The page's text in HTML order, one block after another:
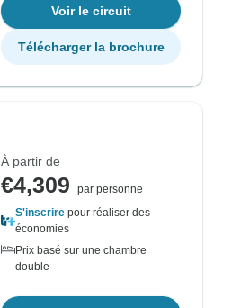
Voir le circuit
Télécharger la brochure
À partir de
€4,309
par personne
S'inscrire pour réaliser des
économies
Prix basé sur une chambre
double